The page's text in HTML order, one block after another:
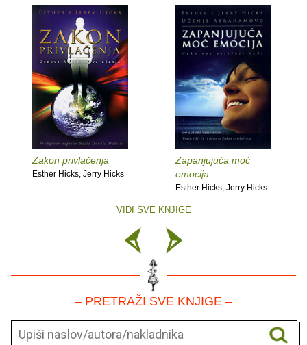
Zakon privlačenja
Esther Hicks, Jerry Hicks
Zapanjujuća moć
emocija
Esther Hicks, Jerry Hicks
VIDI SVE KNJIGE
– PRETRAŽI SVE KNJIGE –